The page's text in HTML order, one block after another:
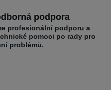
podpora
profesionální podporu a
pomoci po rady pro
problémů.